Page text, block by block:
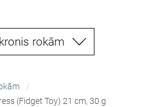
rokām
(Fidget Toy) 21 cm, 30 g